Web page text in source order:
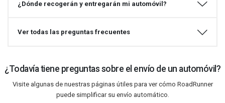
¿Dónde recogerán y entregarán mi automóvil?
Ver todas las preguntas frecuentes
¿Todavía tiene preguntas sobre el envío de un automóvil?
Visite algunas de nuestras páginas útiles para ver cómo RoadRunner
puede simplificar su envío automático.